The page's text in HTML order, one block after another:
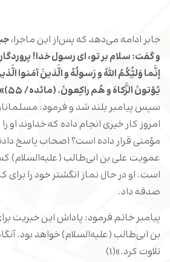
جابر ادامه می‌دهد که پس‌از این ماجرا،
و گفت: سلام بر تو، ای رسول خدا!
إنَّما وَلیُّکُمُ اللهُ و رَسولُهُ و الَّذینَ آمَنوا
یُؤتونَ الزَّکاهَ و هُم راکِعونَ. (مائده/ ۵۵)»
سپس پیامبر بلند شد و فرمود:
امروز کار خیری انجام داده که خداوند
مؤمنی قرار داده است؟ اصحاب پاسخ
عمویت علی بن ابی‌طالب (علیه‌السلام)
است. او در حال نماز انگشتر خود را برای
صدقه داد.
پیامبر خاتم فرمود: پاداش این خیریت
بن ابی‌طالب (علیه‌السلام) خواهد بود.
تلاوت کرد.»(۱)